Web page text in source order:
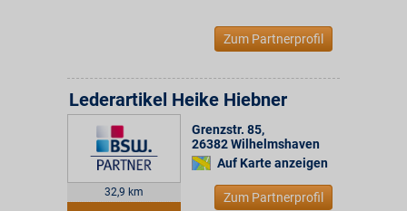
Zum Partnerprofil
32,9 km
Lederartikel Heike Hiebner
Grenzstr. 85,
26382Wilhelmshaven
Auf Karte anzeigen
Zum Partnerprofil